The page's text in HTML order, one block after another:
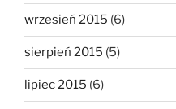
wrzesień 2015 (6)
sierpień 2015 (5)
lipiec 2015 (6)